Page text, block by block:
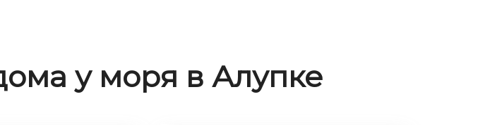
у моря в Алупке